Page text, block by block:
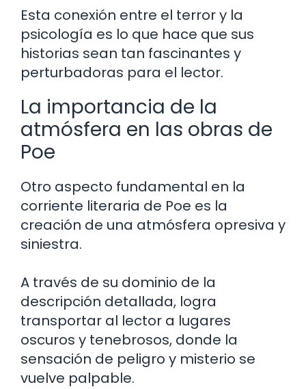
Esta conexión entre el terror y la
psicología es lo que hace que sus
historias sean tan fascinantes y
perturbadoras para el lector.
La importancia de la
atmósfera en las obras de
Poe
Otro aspecto fundamental en la
corriente literaria de Poe es la
creación de una atmósfera opresiva y
siniestra.
A través de su dominio de la
descripción detallada, logra
transportar al lector a lugares
oscuros y tenebrosos, donde la
sensación de peligro y misterio se
vuelve palpable.